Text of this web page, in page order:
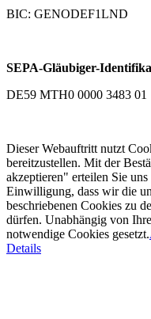
BIC: GENODEF1LND
SEPA-Gläubiger-
DE59 MTH0 0000 3483 01
Dieser Webauftritt nutzt
bereitzustellen. Mit der
akzeptieren" erteilen Sie
Einwilligung, dass wir die
beschriebenen Cookies zu
dürfen. Unabhängig von
notwendige Cookies gesetzt.
Details